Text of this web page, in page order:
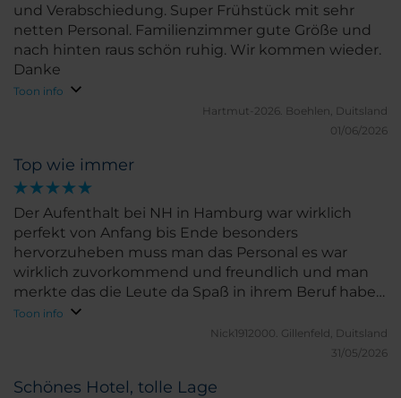
und Verabschiedung. Super Frühstück mit sehr
netten Personal. Familienzimmer gute Größe und
nach hinten raus schön ruhig. Wir kommen wieder.
Danke
Toon info
Hartmut-2026. Boehlen, Duitsland
01/06/2026
Top wie immer
Der Aufenthalt bei NH in Hamburg war wirklich
perfekt von Anfang bis Ende besonders
hervorzuheben muss man das Personal es war
wirklich zuvorkommend und freundlich und man
merkte das die Leute da Spaß in ihrem Beruf haben
(egal in welchem NH ich bis jetzt war es war immer
top und ich werde weiterhin nur dahin gehen
Toon info
Nick1912000. Gillenfeld, Duitsland
31/05/2026
Schönes Hotel, tolle Lage